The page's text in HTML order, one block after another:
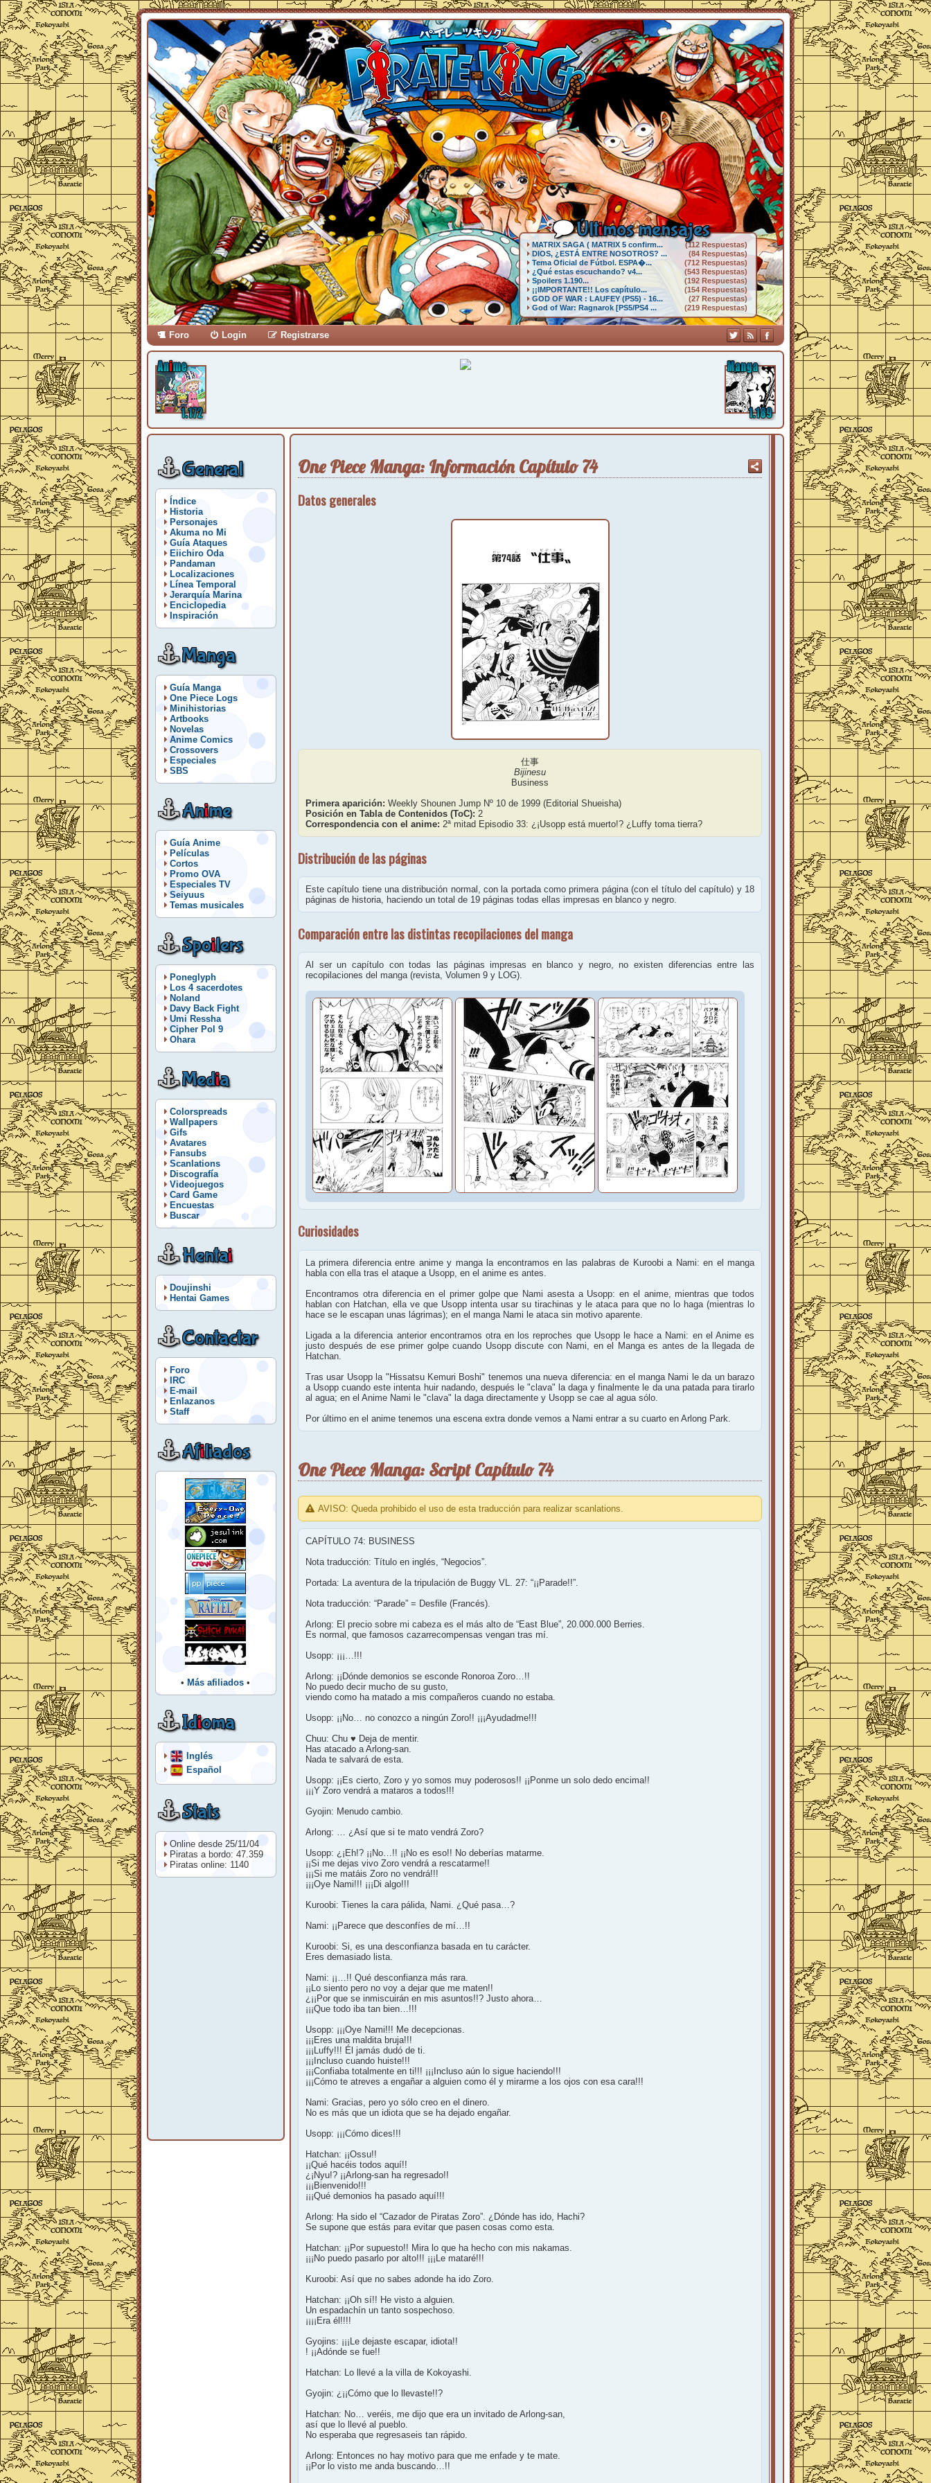
Últimos mensajes
MATRIX SAGA ( MATRIX 5 confirm...
(112 Respuestas)
DIOS, ¿ESTÁ ENTRE NOSOTROS? ...
(84 Respuestas)
Tema Oficial de Fútbol. ESPA�...
(712 Respuestas)
¿Qué estas escuchando? v4...
(543 Respuestas)
Spoilers 1.190...
(192 Respuestas)
¡¡IMPORTANTE!! Los capítulo...
(154 Respuestas)
GOD OF WAR : LAUFEY (PS5) - 16...
(27 Respuestas)
God of War: Ragnarok [PS5/PS4 ...
(219 Respuestas)
Foro Login Registrarse
General
Índice
Historia
Personajes
Akuma no Mi
Guía Ataques
Eiichiro Oda
Pandaman
Localizaciones
Línea Temporal
Jerarquía Marina
Enciclopedia
Inspiración
Manga
Guía Manga
One Piece Logs
Minihistorias
Artbooks
Novelas
Anime Comics
Crossovers
Especiales
SBS
Anime
Guía Anime
Películas
Cortos
Promo OVA
Especiales TV
Seiyuus
Temas musicales
Spoilers
Poneglyph
Los 4 sacerdotes
Noland
Davy Back Fight
Umi Ressha
Cipher Pol 9
Ohara
Media
Colorspreads
Wallpapers
Gifs
Avatares
Fansubs
Scanlations
Discografía
Videojuegos
Card Game
Encuestas
Buscar
Hentai
Doujinshi
Hentai Games
Contactar
Foro
IRC
E-mail
Enlazanos
Staff
Afiliados
• Más afiliados •
Idioma
Inglés
Español
Stats
Online desde 25/11/04
Piratas a bordo: 47.359
Piratas online: 1140
One Piece Manga: Información Capítulo 74
Datos generales
仕事
Bijinesu
Business
Primera aparición: Weekly Shounen Jump Nº 10 de 1999 (Editorial Shueisha)
Posición en Tabla de Contenidos (ToC): 2
Correspondencia con el anime: 2ª mitad Episodio 33: ¿¡Usopp está muerto!? ¿Luffy toma tierra?
Distribución de las páginas
Este capítulo tiene una distribución normal, con la portada como primera página (con el título del capítulo) y 18
páginas de historia, haciendo un total de 19 páginas todas ellas impresas en blanco y negro.
Comparación entre las distintas recopilaciones del manga
Al ser un capítulo con todas las páginas impresas en blanco y negro, no existen diferencias entre las
recopilaciones del manga (revista, Volumen 9 y LOG).
Curiosidades
La primera diferencia entre anime y manga la encontramos en las palabras de Kuroobi a Nami: en el manga
habla con ella tras el ataque a Usopp, en el anime es antes.
Encontramos otra diferencia en el primer golpe que Nami asesta a Usopp: en el anime, mientras que todos
hablan con Hatchan, ella ve que Usopp intenta usar su tirachinas y le ataca para que no lo haga (mientras lo
hace se le escapan unas lágrimas); en el manga Nami le ataca sin motivo aparente.
Ligada a la diferencia anterior encontramos otra en los reproches que Usopp le hace a Nami: en el Anime es
justo después de ese primer golpe cuando Usopp discute con Nami, en el Manga es antes de la llegada de
Hatchan.
Tras usar Usopp la "Hissatsu Kemuri Boshi" tenemos una nueva diferencia: en el manga Nami le da un barazo
a Usopp cuando este intenta huir nadando, después le "clava" la daga y finalmente le da una patada para tirarlo
al agua; en el Anime Nami le "clava" la daga directamente y Usopp se cae al agua sólo.
Por último en el anime tenemos una escena extra donde vemos a Nami entrar a su cuarto en Arlong Park.
One Piece Manga: Script Capítulo 74
AVISO: Queda prohibido el uso de esta traducción para realizar scanlations.
CAPÍTULO 74: BUSINESS
Nota traducción: Título en inglés, “Negocios”.
Portada: La aventura de la tripulación de Buggy VL. 27: “¡¡Parade!!”.
Nota traducción: “Parade” = Desfile (Francés).
Arlong: El precio sobre mi cabeza es el más alto de “East Blue”, 20.000.000 Berries.
Es normal, que famosos cazarrecompensas vengan tras mí.
Usopp: ¡¡¡…!!!
Arlong: ¡¡Dónde demonios se esconde Ronoroa Zoro…!!
No puedo decir mucho de su gusto,
viendo como ha matado a mis compañeros cuando no estaba.
Usopp: ¡¡No… no conozco a ningún Zoro!! ¡¡¡Ayudadme!!!
Chuu: Chu ♥ Deja de mentir.
Has atacado a Arlong-san.
Nada te salvará de esta.
Usopp: ¡¡Es cierto, Zoro y yo somos muy poderosos!! ¡¡Ponme un solo dedo encima!!
¡¡¡Y Zoro vendrá a mataros a todos!!!
Gyojin: Menudo cambio.
Arlong: … ¿Así que si te mato vendrá Zoro?
Usopp: ¿¡Eh!? ¡¡No…!! ¡¡No es eso!! No deberías matarme.
¡¡Si me dejas vivo Zoro vendrá a rescatarme!!
¡¡¡Si me matáis Zoro no vendrá!!!
¡¡¡Oye Nami!!! ¡¡¡Di algo!!!
Kuroobi: Tienes la cara pálida, Nami. ¿Qué pasa…?
Nami: ¡¡Parece que desconfíes de mí…!!
Kuroobi: Si, es una desconfianza basada en tu carácter.
Eres demasiado lista.
Nami: ¡¡…!! Qué desconfianza más rara.
¡¡Lo siento pero no voy a dejar que me maten!!
¿¡¡Por que se inmiscuirán en mis asuntos!!? Justo ahora…
¡¡¡Que todo iba tan bien…!!!
Usopp: ¡¡¡Oye Nami!!! Me decepcionas.
¡¡¡Eres una maldita bruja!!!
¡¡¡Luffy!!! Él jamás dudó de ti.
¡¡¡Incluso cuando huiste!!!
¡¡¡Confiaba totalmente en ti!!! ¡¡¡Incluso aún lo sigue haciendo!!!
¡¡¡Cómo te atreves a engañar a alguien como él y mirarme a los ojos con esa cara!!!
Nami: Gracias, pero yo sólo creo en el dinero.
No es más que un idiota que se ha dejado engañar.
Usopp: ¡¡¡Cómo dices!!!
Hatchan: ¡¡Ossu!!
¡¡Qué hacéis todos aquí!!
¿¡Nyu!? ¡¡Arlong-san ha regresado!!
¡¡¡Bienvenido!!!
¡¡¡Qué demonios ha pasado aquí!!!
Arlong: Ha sido el “Cazador de Piratas Zoro”. ¿Dónde has ido, Hachi?
Se supone que estás para evitar que pasen cosas como esta.
Hatchan: ¡¡Por supuesto!! Mira lo que ha hecho con mis nakamas.
¡¡¡No puedo pasarlo por alto!!! ¡¡¡Le mataré!!!
Kuroobi: Así que no sabes adonde ha ido Zoro.
Hatchan: ¡¡Oh sí!! He visto a alguien.
Un espadachín un tanto sospechoso.
¡¡¡¡Era él!!!!
Gyojins: ¡¡¡Le dejaste escapar, idiota!!
! ¡¡Adónde se fue!!
Hatchan: Lo llevé a la villa de Kokoyashi.
Gyojin: ¿¡¡Cómo que lo llevaste!!?
Hatchan: No… veréis, me dijo que era un invitado de Arlong-san,
así que lo llevé al pueblo.
No esperaba que regresaseis tan rápido.
Arlong: Entonces no hay motivo para que me enfade y te mate.
¡¡Por lo visto me anda buscando…!!